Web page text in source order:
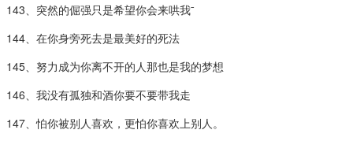
143、突然的倔强只是希望你会来哄我ˉ
144、在你身旁死去是最美好的死法
145、努力成为你离不开的人那也是我的梦想
146、我没有孤独和酒你要不要带我走
147、怕你被别人喜欢，更怕你喜欢上别人。